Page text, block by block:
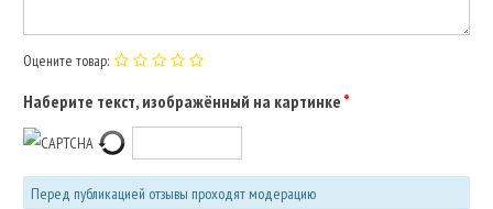
Оцените товар:
Наберите текст, изображённый на картинке
Перед публикацией отзывы проходят модерацию